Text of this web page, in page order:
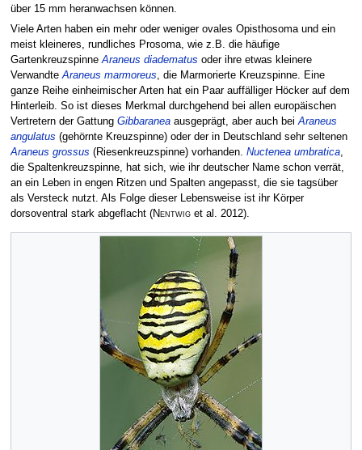
über 15 mm heranwachsen können.
Viele Arten haben ein mehr oder weniger ovales Opisthosoma und ein
meist kleineres, rundliches Prosoma, wie z.B. die häufige
GartenkreuzspinneAraneus diadematus oder ihre etwas kleinere
VerwandteAraneus marmoreus, die Marmorierte Kreuzspinne. Eine
ganze Reihe einheimischer Arten hat ein Paar auffälliger Höcker auf dem
Hinterleib. So ist dieses Merkmal durchgehend bei allen europäischen
Vertretern der Gattung Gibbaraneaausgeprägt, aber auch beiAraneus
angulatus (gehörnte Kreuzspinne) oder der in Deutschland sehr seltenen
Araneus grossus (Riesenkreuzspinne) vorhanden. Nuctenea umbratica,
die Spaltenkreuzspinne, hat sich, wie ihr deutscher Name schon verrät,
an ein Leben in engen Ritzen und Spalten angepasst, die sie tagsüber
als Versteck nutzt. Als Folge dieser Lebensweise ist ihr Körper
dorsoventral stark abgeflacht (Nentwiget al. 2012).